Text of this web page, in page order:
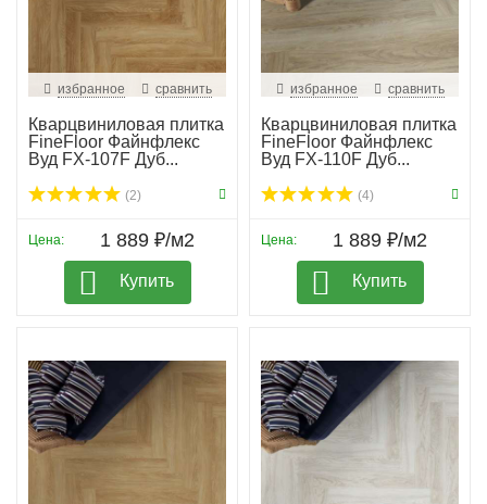
избранное сравнить
Кварцвиниловая плитка
FineFloor Файнфлекс
Вуд FX-107F Дуб...
(2)
Цена: 1 889 ₽/м2
Купить
избранное сравнить
Кварцвиниловая плитка
FineFloor Файнфлекс
Вуд FX-110F Дуб...
(4)
Цена: 1 889 ₽/м2
Купить